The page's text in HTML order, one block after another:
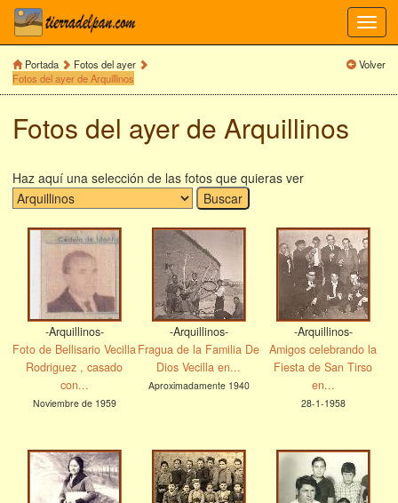
Portada
Fotos del ayer
Fotos del ayer de Arquillinos
Volver
Fotos del ayer de Arquillinos
Haz aquí una selección de las fotos que quieras ver
-Arquillinos-
Foto de Bellisario Vecilla
Rodriguez , casado
con...
Noviembre de 1959
-Arquillinos-
Fragua de la Familia De
Dios Vecilla en...
Aproximadamente 1940
-Arquillinos-
Amigos celebrando la
Fiesta de San Tirso
en...
28-1-1958